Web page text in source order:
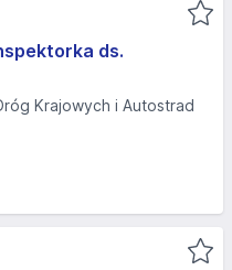
ds.
Krajowych i Autostrad